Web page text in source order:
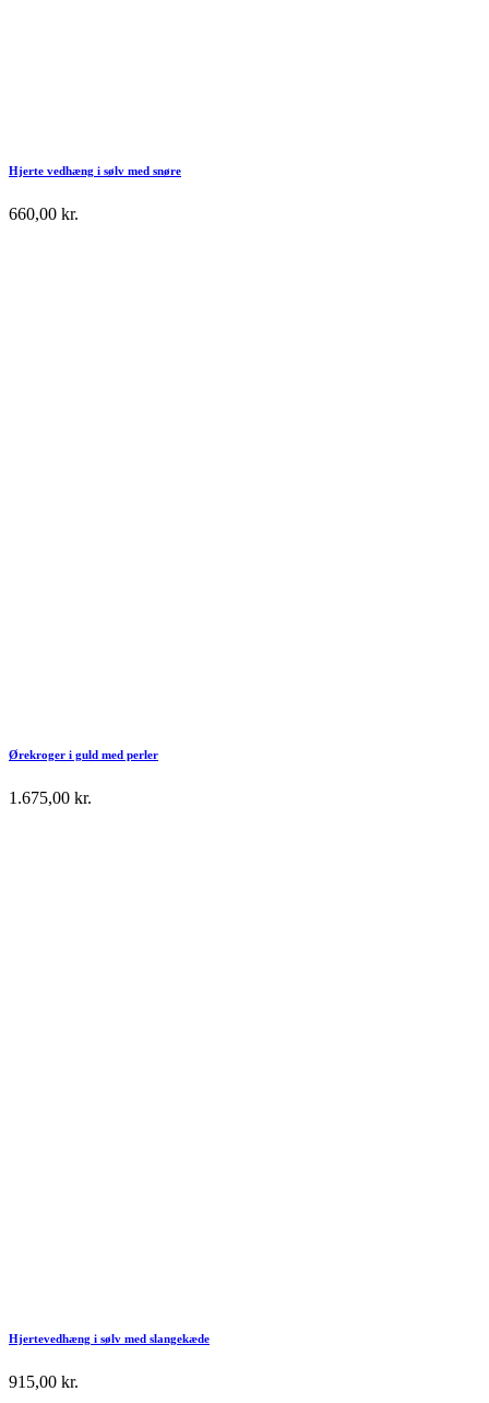
Hjerte vedhæng i sølv med snøre
660,00 kr.
Ørekroger i guld med perler
1.675,00 kr.
Hjertevedhæng i sølv med slangekæde
915,00 kr.